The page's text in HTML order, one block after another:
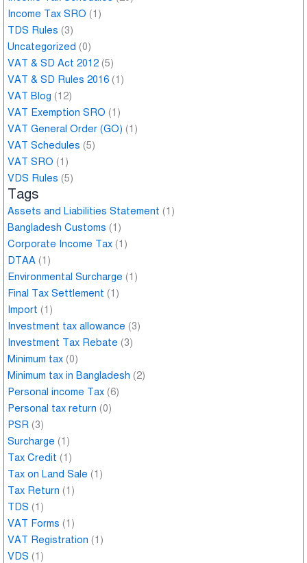
Income Tax SRO (1)
TDS Rules (3)
Uncategorized (0)
VAT & SD Act 2012 (5)
VAT & SD Rules 2016 (1)
VAT Blog (12)
VAT Exemption SRO (1)
VAT General Order (GO) (1)
VAT Schedules (5)
VAT SRO (1)
VDS Rules (5)
Tags
Assets and Liabilities Statement (1)
Bangladesh Customs (1)
Corporate Income Tax (1)
DTAA (1)
Environmental Surcharge (1)
Final Tax Settlement (1)
Import (1)
Investment tax allowance (3)
Investment Tax Rebate (3)
Minimum tax (0)
Minimum tax in Bangladesh (2)
Personal income Tax (6)
Personal tax return (0)
PSR (3)
Surcharge (1)
Tax Credit (1)
Tax on Land Sale (1)
Tax Return (1)
TDS (1)
VAT Forms (1)
VAT Registration (1)
VDS (1)